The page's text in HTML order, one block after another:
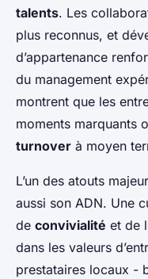
talents. Les
plus reconnus, et
d’appartenance
du management
montrent que les
moments marquants
turnover à moyen
L’un des atouts
aussi son ADN. Une
de convivialité et de
dans les valeurs
prestataires locaux -